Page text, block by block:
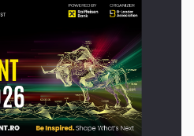
part-time reincep sa intre pe…